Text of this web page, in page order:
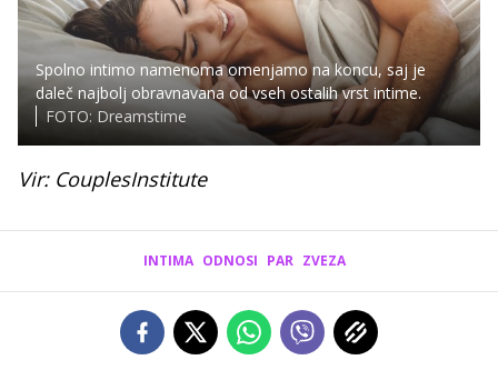
Spolno intimo namenoma omenjamo na koncu, saj je
daleč najbolj obravnavana od vseh ostalih vrst intime.
FOTO: Dreamstime
Vir: CouplesInstitute
INTIMA ODNOSI PAR ZVEZA